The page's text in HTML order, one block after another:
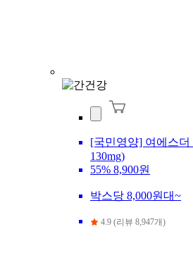
[국민영양] 여에스
130mg)
55% 8,900원
박스당 8,000원대~
4.9 (리뷰 8,947개)